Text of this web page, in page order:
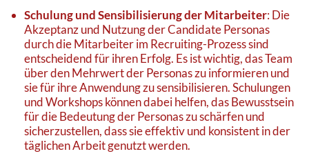
Schulung und Sensibilisierung der Mitarbeiter: Die
Akzeptanz und Nutzung der Candidate Personas
durch die Mitarbeiter im Recruiting-Prozess sind
entscheidend für ihren Erfolg. Es ist wichtig, das Team
über den Mehrwert der Personas zu informieren und
sie für ihre Anwendung zu sensibilisieren. Schulungen
und Workshops können dabei helfen, das Bewusstsein
für die Bedeutung der Personas zu schärfen und
sicherzustellen, dass sie effektiv und konsistent in der
täglichen Arbeit genutzt werden.